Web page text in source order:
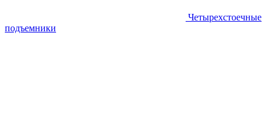
Четырехстоечные
подъемники